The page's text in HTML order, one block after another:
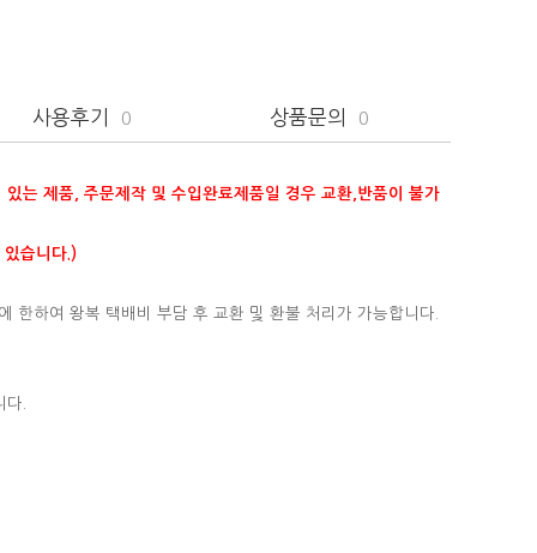
사용후기 0 상품문의 0
는 제품, 주문제작 및 수입완료제품일 경우 교환,반품이 불가
있습니다.)
한하여 왕복 택배비 부담 후 교환 및 환불 처리가 가능합니다.
.